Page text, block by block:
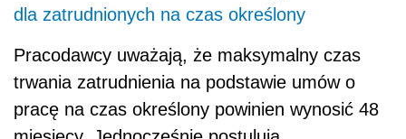
dla zatrudnionych na czas określony
Pracodawcy uważają, że maksymalny czas
trwania zatrudnienia na podstawie umów o
pracę na czas określony powinien wynosić 48